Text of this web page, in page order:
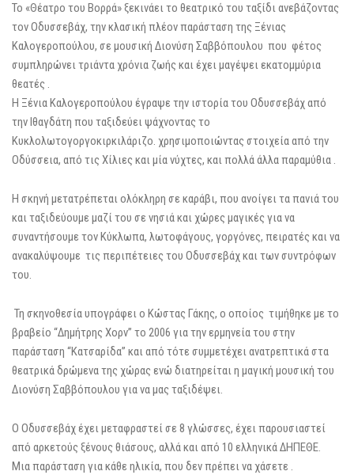
Το «Θέατρο του Βορρά» ξεκινάει το θεατρικό του ταξίδι ανεβάζοντας
τον Οδυσσεβάχ, την κλασική πλέον παράσταση της Ξένιας
Καλογεροπούλου, σε μουσική Διονύση Σαββόπουλου που φέτος
συμπληρώνει τριάντα χρόνια ζωής και έχει μαγέψει εκατομμύρια
θεατές .
Η Ξένια Καλογεροπούλου έγραψε την ιστορία του Οδυσσεβάχ από
την Ιθαγδάτη που ταξιδεύει ψάχνοντας το
Κυκλολωτογοργοκιρκιλάριζο. χρησιμοποιώντας στοιχεία από την
Οδύσσεια, από τις Χίλιες και μία νύχτες, και πολλά άλλα παραμύθια .
Η σκηνή μετατρέπεται ολόκληρη σε καράβι, που ανοίγει τα πανιά του
και ταξιδεύουμε μαζί του σε νησιά και χώρες μαγικές για να
συναντήσουμε τον Κύκλωπα, λωτοφάγους, γοργόνες, πειρατές και να
ανακαλύψουμε τις περιπέτειες του Οδυσσεβάχ και των συντρόφων
του.
Τη σκηνοθεσία υπογράφει ο Κώστας Γάκης, ο οποίος τιμήθηκε με το
βραβείο “Δημήτρης Χορν” το 2006 για την ερμηνεία του στην
παράσταση “Κατσαρίδα” και από τότε συμμετέχει ανατρεπτικά στα
θεατρικά δρώμενα της χώρας ενώ διατηρείται η μαγική μουσική του
Διονύση Σαββόπουλου για να μας ταξιδέψει.
Ο Οδυσσεβάχ έχει μεταφραστεί σε 8 γλώσσες, έχει παρουσιαστεί
από αρκετούς ξένους θιάσους, αλλά και από 10 ελληνικά ΔΗΠΕΘΕ.
Μια παράσταση για κάθε ηλικία, που δεν πρέπει να χάσετε .